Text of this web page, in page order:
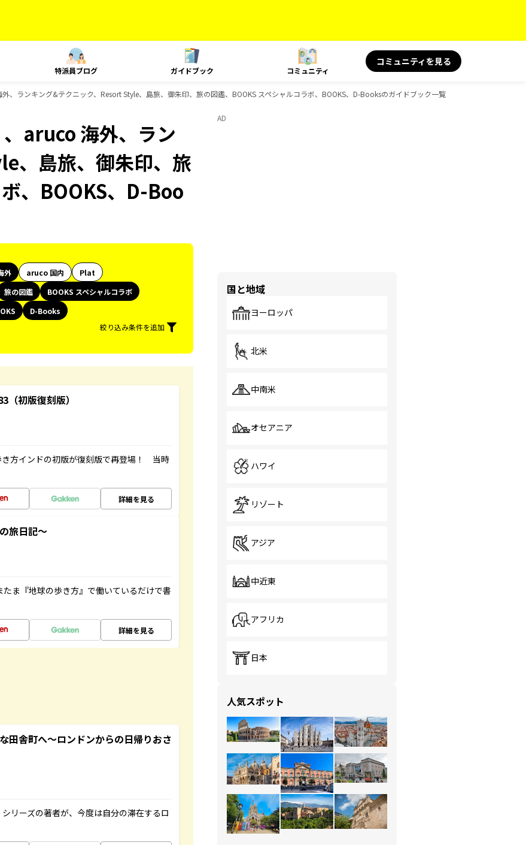
特派員ブログ ガイドブック コミュニティ
コミュニティを見る
、ランキング&テクニック、Resort Style、島旅、御朱印、旅の図鑑、BOOKS スペシャルコラボ、BOOKS、D-Booksのガイドブック一覧
aruco 海外、ラン
、島旅、御朱印、旅
、BOOKS、D-Boo
外 aruco 国内
Plat
旅の図鑑
BOOKS スペシャルコラボ
D-Books
絞り込み条件を追加
初版復刻版）
方インドの初版が復刻版で再登場！ 当時
詳細を見る
旅日記～
ま『地球の歩き方』で働いているだけで書
詳細を見る
田舎町へ～ロンドンからの日帰りおさ
リーズの著者が、今度は自分の滞在するロ
AD
国と地域
ヨーロッパ
北米
中南米
オセアニア
ハワイ
リゾート
アジア
中近東
アフリカ
日本
人気スポット